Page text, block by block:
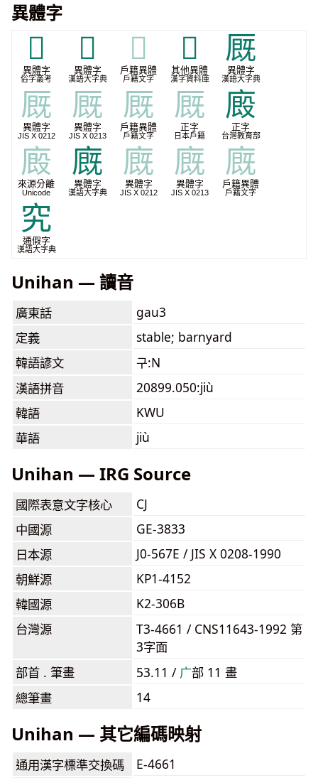
異體字
𠙔
異體字
俗字叢考
𠤙
異體字
漢語大字典
𠤙
戶籍異體
戶籍文字
𢋁
其他異體
漢字資料庫
厩
異體字
漢語大字典
厩
異體字
JIS X 0212
厩
異體字
JIS X 0213
厩
戶籍異體
戶籍文字
厩
正字
日本戶籍
廄
正字
台灣教育部
廄
來源分離
Unicode
廐
異體字
漢語大字典
廐
異體字
JIS X 0212
廐
異體字
JIS X 0213
廐
戶籍異體
戶籍文字
究
通假字
漢語大字典
Unihan — 讀音
廣東話
gau3
定義
stable; barnyard
韓語諺文
구:N
漢語拼音
20899.050:jiù
韓語
KWU
華語
jiù
Unihan — IRG Source
國際表意文字核心
CJ
中國源
GE-3833
日本源
J0-567E / JIS X 0208-1990
朝鮮源
KP1-4152
韓國源
K2-306B
台灣源
T3-4661 / CNS11643-1992 第
3字面
部首 . 筆畫
53.11 / ⼴部 11 畫
總筆畫
14
Unihan — 其它編碼映射
通用漢字標準交換碼
E-4661